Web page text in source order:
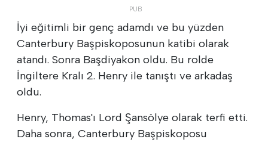
İyi eğitimli bir genç adamdı ve bu yüzden
Canterbury Başpiskoposunun katibi olarak
atandı. Sonra Başdiyakon oldu. Bu rolde
İngiltere Kralı 2. Henry ile tanıştı ve arkadaş
oldu.
Henry, Thomas'ı Lord Şansölye olarak terfi etti.
Daha sonra, Canterbury Başpiskoposu